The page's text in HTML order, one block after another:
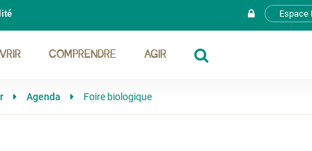
Espace
COMPRENDRE
AGIR
Agenda Foire biologique